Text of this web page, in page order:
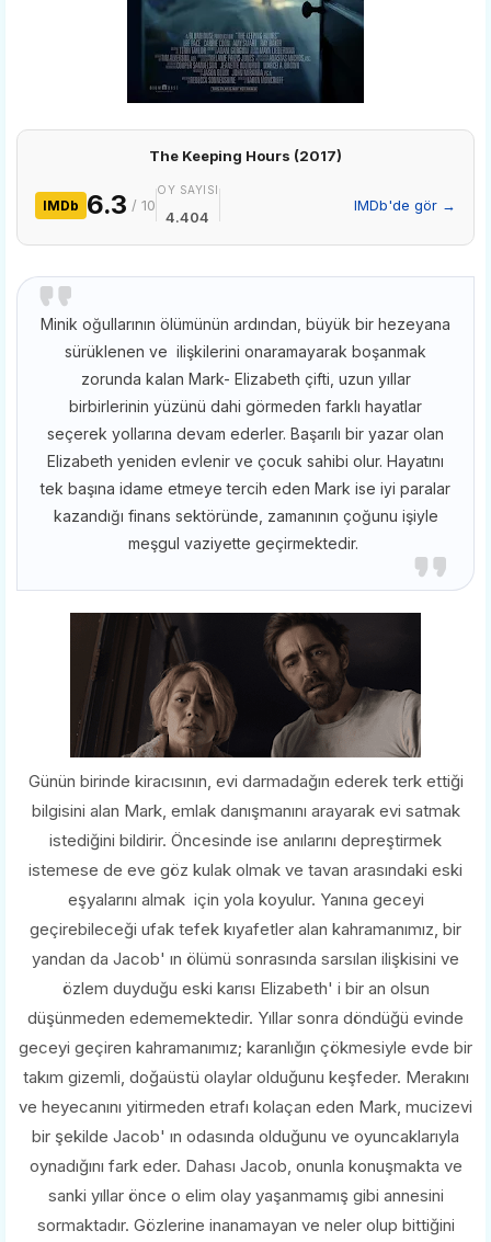
The Keeping Hours (2017)
IMDb 6.3 / 10
OY SAYISI
4.404
IMDb'de gör →
Minik oğullarının ölümünün ardından, büyük bir hezeyana
sürüklenen ve ilişkilerini onaramayarak boşanmak
zorunda kalan Mark- Elizabeth çifti, uzun yıllar
birbirlerinin yüzünü dahi görmeden farklı hayatlar
seçerek yollarına devam ederler. Başarılı bir yazar olan
Elizabeth yeniden evlenir ve çocuk sahibi olur. Hayatını
tek başına idame etmeye tercih eden Mark ise iyi paralar
kazandığı finans sektöründe, zamanının çoğunu işiyle
meşgul vaziyette geçirmektedir.
Günün birinde kiracısının, evi darmadağın ederek terk ettiği
bilgisini alan Mark, emlak danışmanını arayarak evi satmak
istediğini bildirir. Öncesinde ise anılarını depreştirmek
istemese de eve göz kulak olmak ve tavan arasındaki eski
eşyalarını almak için yola koyulur. Yanına geceyi
geçirebileceği ufak tefek kıyafetler alan kahramanımız, bir
yandan da Jacob' ın ölümü sonrasında sarsılan ilişkisini ve
özlem duyduğu eski karısı Elizabeth' i bir an olsun
düşünmeden edememektedir. Yıllar sonra döndüğü evinde
geceyi geçiren kahramanımız; karanlığın çökmesiyle evde bir
takım gizemli, doğaüstü olaylar olduğunu keşfeder. Merakını
ve heyecanını yitirmeden etrafı kolaçan eden Mark, mucizevi
bir şekilde Jacob' ın odasında olduğunu ve oyuncaklarıyla
oynadığını fark eder. Dahası Jacob, onunla konuşmakta ve
sanki yıllar önce o elim olay yaşanmamış gibi annesini
sormaktadır. Gözlerine inanamayan ve neler olup bittiğini